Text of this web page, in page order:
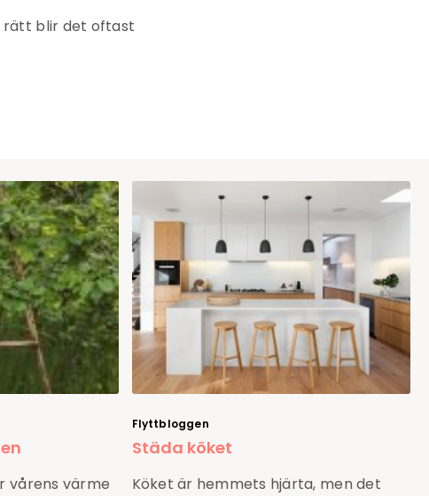
rätt blir det oftast
vårens värme
Flyttbloggen
Städa köket
Köket är hemmets hjärta, men det